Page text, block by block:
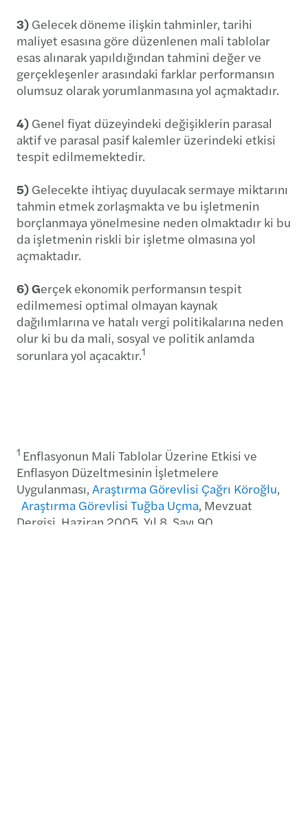
3) Gelecek döneme ilişkin tahminler, tarihi
maliyet esasına göre düzenlenen mali tablolar
esas alınarak yapıldığından tahmini değer ve
gerçekleşenler arasındaki farklar performansın
olumsuz olarak yorumlanmasına yol açmaktadır.
4) Genel fiyat düzeyindeki değişiklerin parasal
aktif ve parasal pasif kalemler üzerindeki etkisi
tespit edilmemektedir.
5) Gelecekte ihtiyaç duyulacak sermaye miktarını
tahmin etmek zorlaşmakta ve bu işletmenin
borçlanmaya yönelmesine neden olmaktadır ki bu
da işletmenin riskli bir işletme olmasına yol
açmaktadır.
6) Gerçek ekonomik performansın tespit
edilmemesi optimal olmayan kaynak
dağılımlarına ve hatalı vergi politikalarına neden
olur ki bu da mali, sosyal ve politik anlamda
sorunlara yol açacaktır.1
1 Enflasyonun Mali Tablolar Üzerine Etkisi ve
Enflasyon Düzeltmesinin İşletmelere
Uygulanması, Araştırma Görevlisi Çağrı Köroğlu,
Araştırma Görevlisi Tuğba Uçma, Mevzuat
Dergisi, Haziran 2005, Yıl 8, Sayı 90.